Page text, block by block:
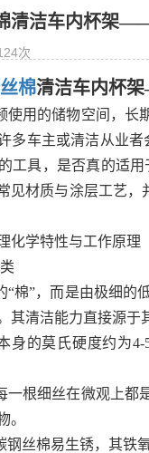
垫
清洁车内杯架
次
棉清洁车内杯
使用的储物空间，长
多车主或清洁从业
工具，是否真的适
见材质与涂层工艺
化学特性与工作原理
“棉”，而是由极细的
其清洁能力直接源于
身的莫氏硬度约为
一根细丝在微观上都
。
钢丝棉易生锈，其铁